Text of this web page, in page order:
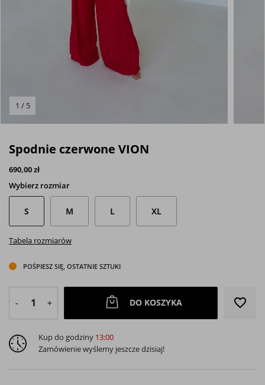
1 / 5
Spodnie czerwone VION
690,00 zł
Wybierz rozmiar
S M L XL
Tabela rozmiarów
POŚPIESZ SIĘ, OSTATNIE SZTUKI
- + DO KOSZYKA favorite_border
Kup do godziny 13:00
Zamówienie wyślemy jeszcze dzisiaj!